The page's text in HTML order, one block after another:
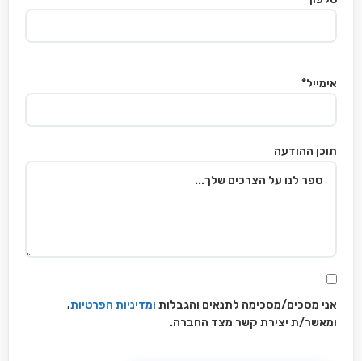
אימייל*
תוכן ההודעה
אני מסכים/מסכימה לתנאים והגבלות ומדיניות הפרטיות,
ומאשר/ת יצירת קשר מצד החברה.